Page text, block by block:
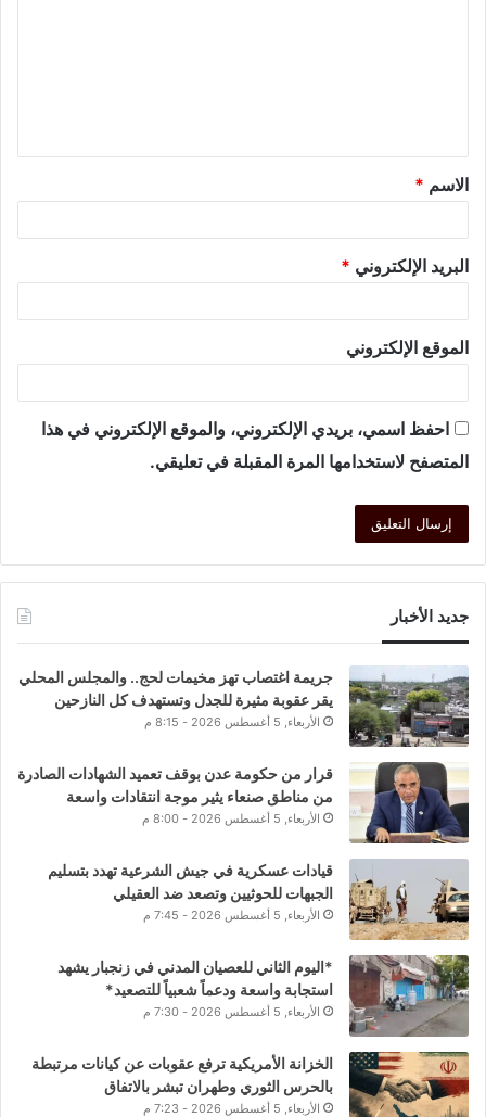
الاسم *
البريد الإلكتروني *
الموقع الإلكتروني
احفظ اسمي، بريدي الإلكتروني، والموقع الإلكتروني في هذا
المتصفح لاستخدامها المرة المقبلة في تعليقي.
جديد الأخبار
جريمة اغتصاب تهز مخيمات لحج.. والمجلس المحلي
يقر عقوبة مثيرة للجدل وتستهدف كل النازحين
الأربعاء, 5 أغسطس 2026 - 8:15 م
قرار من حكومة عدن بوقف تعميد الشهادات الصادرة
من مناطق صنعاء يثير موجة انتقادات واسعة
الأربعاء, 5 أغسطس 2026 - 8:00 م
قيادات عسكرية في جيش الشرعية تهدد بتسليم
الجبهات للحوثيين وتصعد ضد العقيلي
الأربعاء, 5 أغسطس 2026 - 7:45 م
*اليوم الثاني للعصيان المدني في زنجبار يشهد
استجابة واسعة ودعماً شعبياً للتصعيد*
الأربعاء, 5 أغسطس 2026 - 7:30 م
الخزانة الأمريكية ترفع عقوبات عن كيانات مرتبطة
بالحرس الثوري وطهران تبشر بالاتفاق
الأربعاء, 5 أغسطس 2026 - 7:23 م